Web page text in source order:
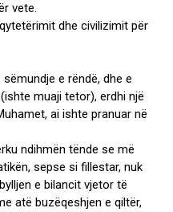
vete.
dhe civilizimit për
e rëndë, dhe e
muaji tetor), erdhi një
ai ishte pranuar në
ndihmën tënde se më
sepse si fillestar, nuk
e bilancit vjetor të
atë buzëqeshjen e qiltër,